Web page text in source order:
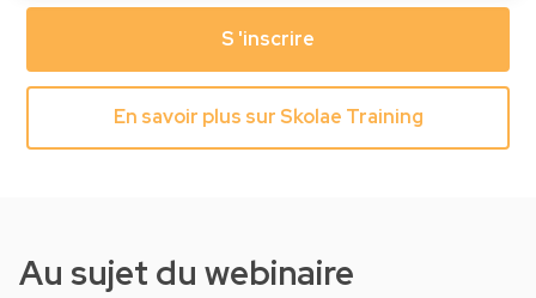
S 'inscrire
En savoir plus sur Skolae Training
Au sujet du webinaire